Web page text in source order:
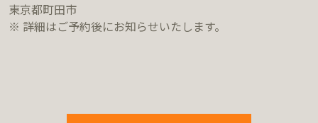
東京都町田市
※ 詳細はご予約後にお知らせいたします。